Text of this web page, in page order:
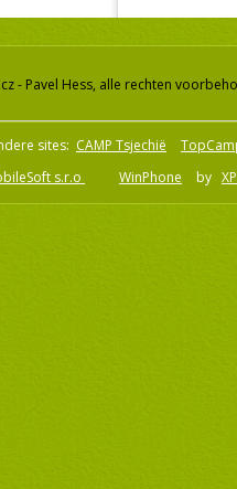
- Pavel Hess, alle rechten
sites: CAMP Tsjechië
s.r.o WinPhone by